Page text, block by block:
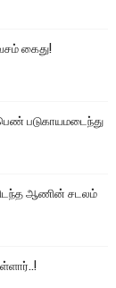
கைது!
படுகாயமடைந்து
ஆணின் சடலம்